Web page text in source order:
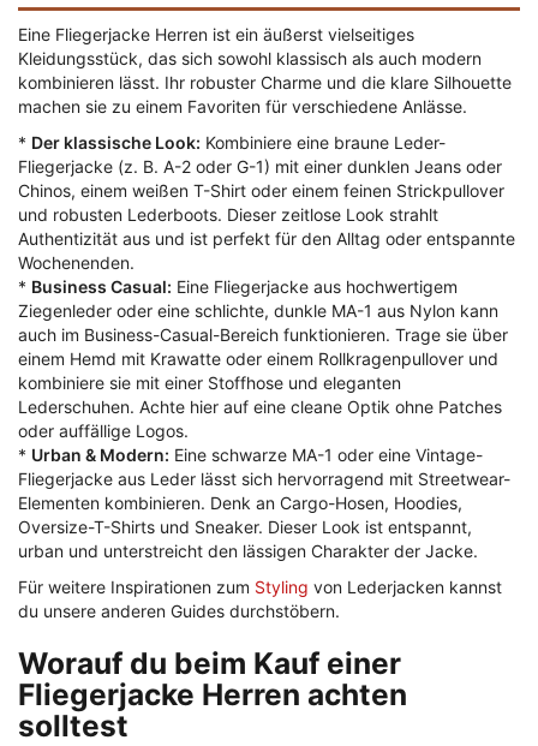
Eine Fliegerjacke Herren ist ein äußerst vielseitiges
Kleidungsstück, das sich sowohl klassisch als auch modern
kombinieren lässt. Ihr robuster Charme und die klare Silhouette
machen sie zu einem Favoriten für verschiedene Anlässe.
* Der klassische Look: Kombiniere eine braune Leder-
Fliegerjacke (z. B. A-2 oder G-1) mit einer dunklen Jeans oder
Chinos, einem weißen T-Shirt oder einem feinen Strickpullover
und robusten Lederboots. Dieser zeitlose Look strahlt
Authentizität aus und ist perfekt für den Alltag oder entspannte
Wochenenden.
* Business Casual: Eine Fliegerjacke aus hochwertigem
Ziegenleder oder eine schlichte, dunkle MA-1 aus Nylon kann
auch im Business-Casual-Bereich funktionieren. Trage sie über
einem Hemd mit Krawatte oder einem Rollkragenpullover und
kombiniere sie mit einer Stoffhose und eleganten
Lederschuhen. Achte hier auf eine cleane Optik ohne Patches
oder auffällige Logos.
* Urban & Modern: Eine schwarze MA-1 oder eine Vintage-
Fliegerjacke aus Leder lässt sich hervorragend mit Streetwear-
Elementen kombinieren. Denk an Cargo-Hosen, Hoodies,
Oversize-T-Shirts und Sneaker. Dieser Look ist entspannt,
urban und unterstreicht den lässigen Charakter der Jacke.
Für weitere Inspirationen zum Styling von Lederjacken kannst
du unsere anderen Guides durchstöbern.
Worauf du beim Kauf einer
Fliegerjacke Herren achten
solltest